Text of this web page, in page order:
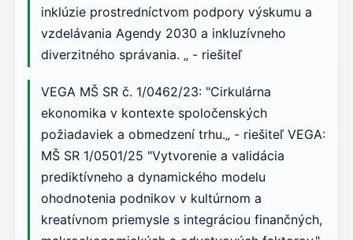
inklúzie prostredníctvom podpory výskumu a
vzdelávania Agendy 2030 a inkluzívneho
diverzitného správania. „ - riešiteľ
VEGA MŠ SR č. 1/0462/23: "Cirkulárna
ekonomika v kontexte spoločenských
požiadaviek a obmedzení trhu.„ - riešiteľ VEGA:
MŠ SR 1/0501/25 "Vytvorenie a validácia
prediktívneho a dynamického modelu
ohodnotenia podnikov v kultúrnom a
kreatívnom priemysle s integráciou finančných,